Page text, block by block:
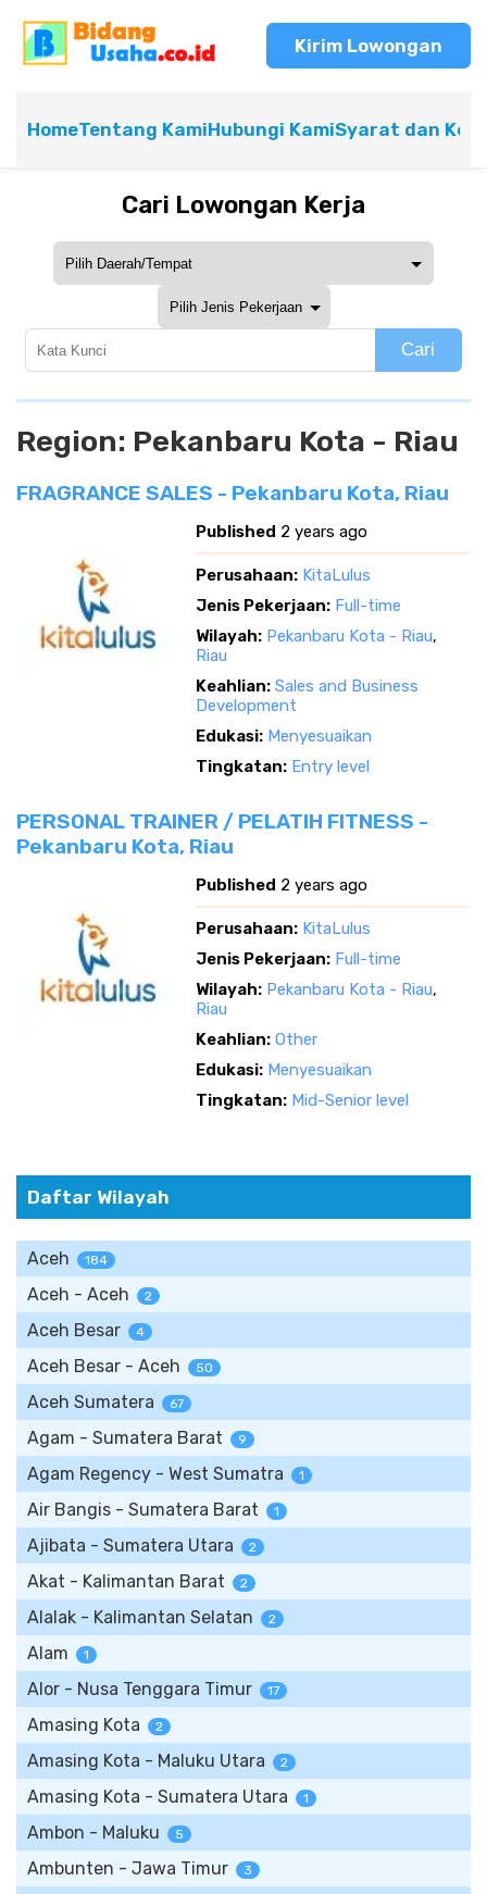
Kirim Lowongan
HomeTentang KamiHubungi KamiSyarat dan
Cari Lowongan Kerja
Cari
Region: Pekanbaru Kota - Riau
FRAGRANCE SALES - Pekanbaru Kota, Riau
Published 2 years ago
Perusahaan: KitaLulus
Jenis Pekerjaan: Full-time
Wilayah: Pekanbaru Kota - Riau,
Riau
Keahlian: Sales and Business
Development
Edukasi: Menyesuaikan
Tingkatan: Entry level
PERSONAL TRAINER / PELATIH FITNESS -
Pekanbaru Kota, Riau
Published 2 years ago
Perusahaan: KitaLulus
Jenis Pekerjaan: Full-time
Wilayah: Pekanbaru Kota - Riau,
Riau
Keahlian: Other
Edukasi: Menyesuaikan
Tingkatan: Mid-Senior level
Daftar Wilayah
Aceh 184
Aceh - Aceh 2
Aceh Besar 4
Aceh Besar - Aceh 50
Aceh Sumatera 67
Agam - Sumatera Barat 9
Agam Regency - West Sumatra 1
Air Bangis - Sumatera Barat 1
Ajibata - Sumatera Utara 2
Akat - Kalimantan Barat 2
Alalak - Kalimantan Selatan 2
Alam 1
Alor - Nusa Tenggara Timur 17
Amasing Kota 2
Amasing Kota - Maluku Utara 2
Amasing Kota - Sumatera Utara 1
Ambon - Maluku 5
Ambunten - Jawa Timur 3